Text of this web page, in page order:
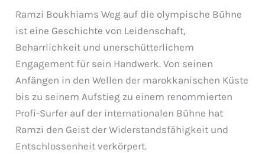
Ramzi Boukhiams Weg auf die olympische Bühne
ist eine Geschichte von Leidenschaft,
Beharrlichkeit und unerschütterlichem
Engagement für sein Handwerk. Von seinen
Anfängen in den Wellen der marokkanischen Küste
bis zu seinem Aufstieg zu einem renommierten
Profi-Surfer auf der internationalen Bühne hat
Ramzi den Geist der Widerstandsfähigkeit und
Entschlossenheit verkörpert.